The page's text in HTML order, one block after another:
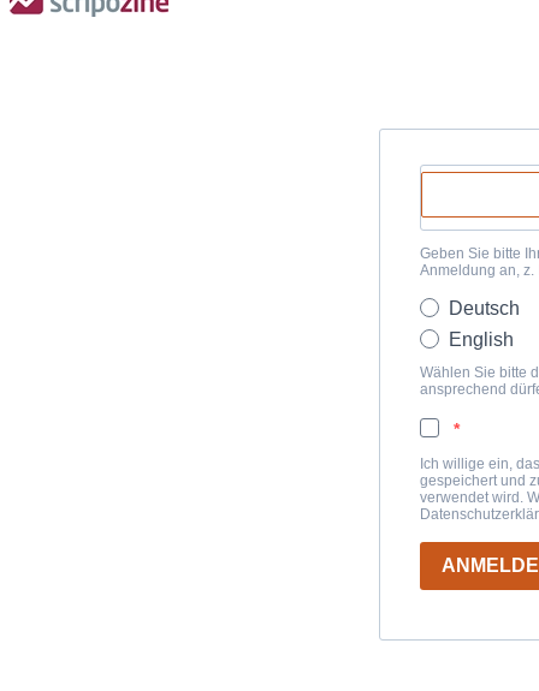
Geben Sie bitte
Anmeldung an, z.
Deutsch
English
Wählen Sie bitte
ansprechend
Ich willige ein,
gespeichert und
verwendet wird.